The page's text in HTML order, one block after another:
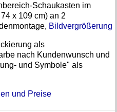
Schaukasten im
x 109 cm) an 2
Bildvergrößerung
als
nach Kundenwunsch und
und Symbole" als
und Preise